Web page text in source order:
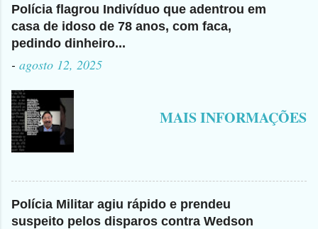
Polícia flagrou Indivíduo que adentrou em
casa de idoso de 78 anos, com faca,
pedindo dinheiro...
- agosto 12, 2025
MAIS INFORMAÇÕES
Polícia Militar agiu rápido e prendeu
suspeito pelos disparos contra Wedson